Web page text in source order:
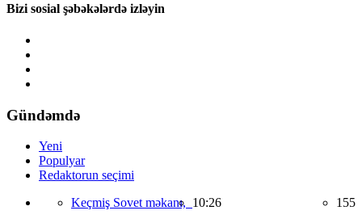
Bizi sosial şəbəkələrdə izləyin
Gündəmdə
Yeni
Populyar
Redaktorun seçimi
Keçmiş Sovet məkanı, 10:26 155